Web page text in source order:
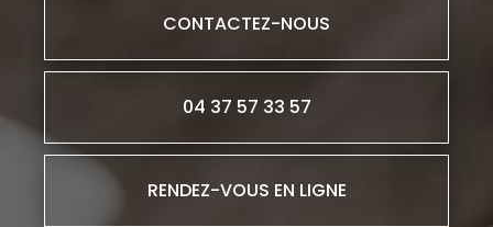
CONTACTEZ-NOUS
04 37 57 33 57
RENDEZ-VOUS EN LIGNE